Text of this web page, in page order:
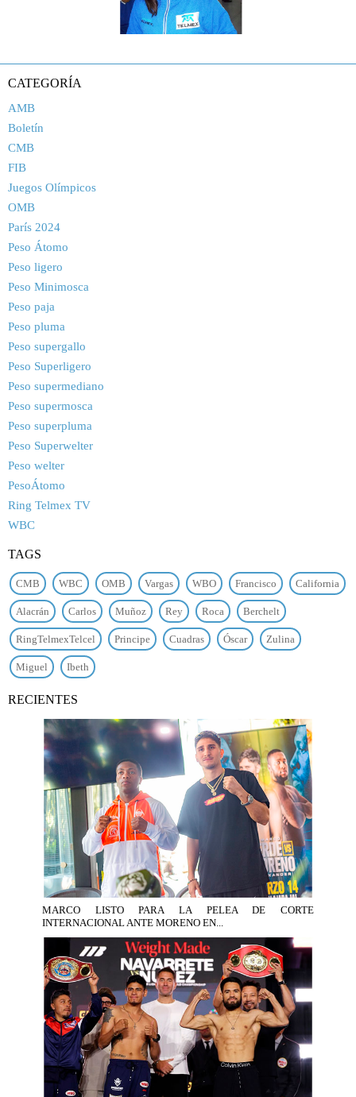
CATEGORÍA
AMB
Boletín
CMB
FIB
Juegos Olímpicos
OMB
París 2024
Peso Átomo
Peso ligero
Peso Minimosca
Peso paja
Peso pluma
Peso supergallo
Peso Superligero
Peso supermediano
Peso supermosca
Peso superpluma
Peso Superwelter
Peso welter
PesoÁtomo
Ring Telmex TV
WBC
TAGS
CMB WBC OMB Vargas WBO Francisco California
Alacrán Carlos Muñoz Rey Roca Berchelt
RingTelmexTelcel Principe Cuadras Óscar Zulina
Miguel Ibeth
RECIENTES
MARCO LISTO PARA LA PELEA DE CORTE
INTERNACIONAL ANTE MORENO EN...